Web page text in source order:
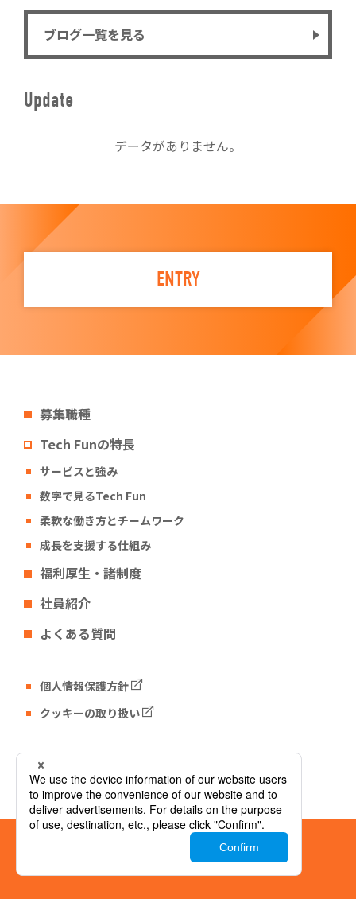
ブログ一覧を見る
Update
データがありません。
ENTRY
募集職種
Tech Funの特長
サービスと強み
数字で見るTech Fun
柔軟な働き方とチームワーク
成長を支援する仕組み
福利厚生・諸制度
社員紹介
よくある質問
個人情報保護方針
クッキーの取り扱い
Tech Fun コーポレートサイト
© Tech Fun Corporation